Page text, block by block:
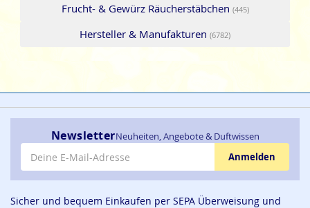
Frucht- & Gewürz Räucherstäbchen (445)
Hersteller & Manufakturen (6782)
NewsletterNeuheiten, Angebote & Duftwissen
E-Mail-Adresse
Anmelden
Sicher und bequem Einkaufen per SEPA Überweisung und